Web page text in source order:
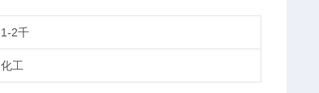
1-2千
化工